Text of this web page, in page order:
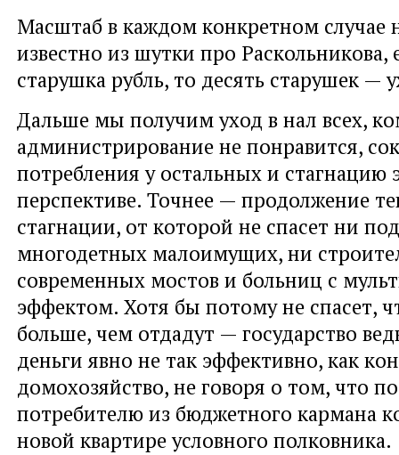
Масштаб в каждом конкретном случае
известно из шутки про Раскольникова,
старушка рубль, то десять старушек —
Дальше мы получим уход в нал всех,
администрирование не понравится,
потребления у остальных и стагнацию
перспективе. Точнее — продолжение
стагнации, от которой не спасет ни
многодетных малоимущих, ни
современных мостов и больниц с
эффектом. Хотя бы потому не спасет,
больше, чем отдадут — государство
деньги явно не так эффективно, как
домохозяйство, не говоря о том, что
потребителю из бюджетного кармана
новой квартире условного полковника.